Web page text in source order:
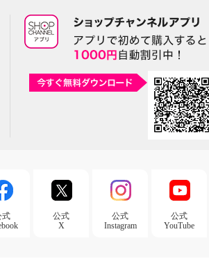
式
公式
X
公式
Instagram
公式
YouTube